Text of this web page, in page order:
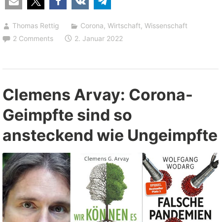
und
Gesellschaft”
Thomas Rettig Corona, Wirtschaft, Wissenschaft
2 Comments
2. Januar 2022
Clemens Arvay: Corona-
Geimpfte sind so
ansteckend wie Ungeimpfte